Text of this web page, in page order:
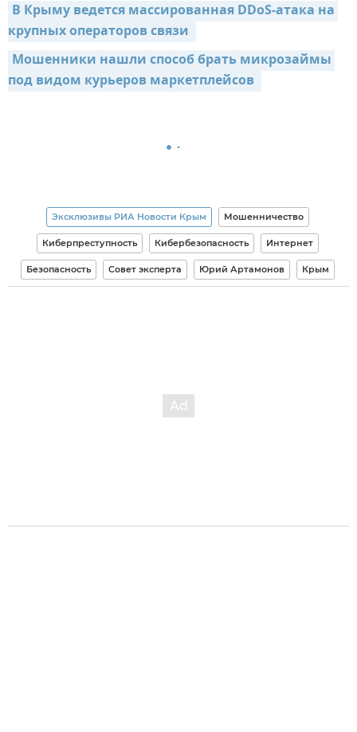
В Крыму ведется массированная DDoS-атака на
крупных операторов связи
Мошенники нашли способ брать микрозаймы
под видом курьеров маркетплейсов
Эксклюзивы РИА Новости Крым Мошенничество
Киберпреступность Кибербезопасность Интернет
Безопасность Совет эксперта Юрий Артамонов Крым